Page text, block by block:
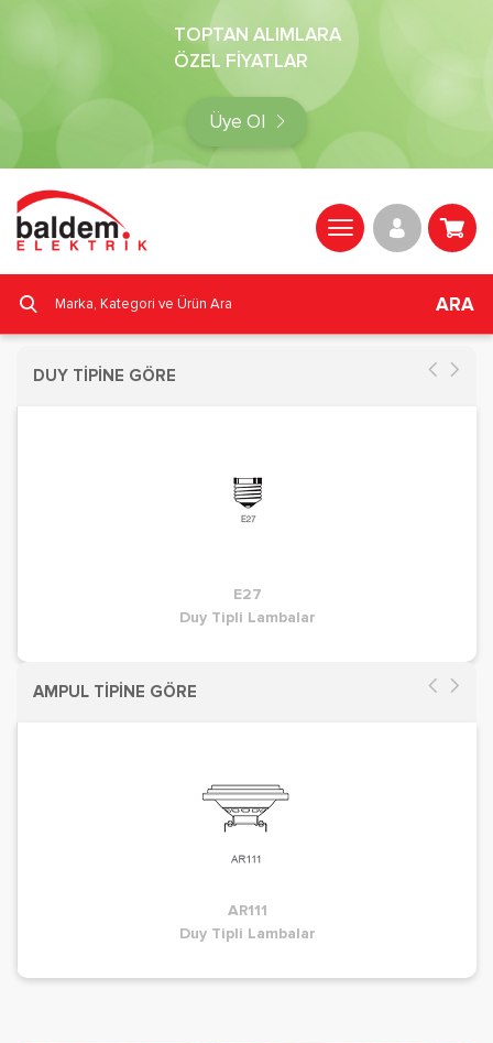
TOPTAN ALIMLARA
ÖZEL FİYATLAR
Üye Ol
ARA
DUY TİPİNE GÖRE
E27
Duy Tipli Lambalar
AMPUL TİPİNE GÖRE
AR111
Duy Tipli Lambalar